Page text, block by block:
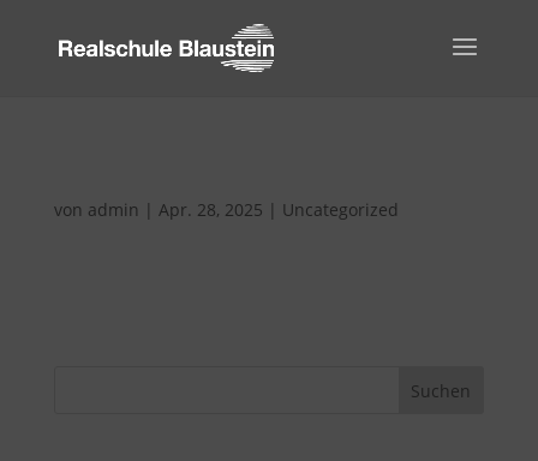
von admin | Apr. 28, 2025 | Uncategorized
Suchen